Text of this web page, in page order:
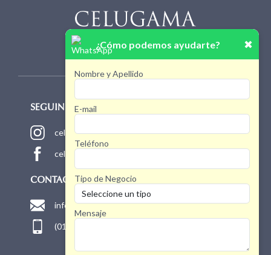
SEGUINOS!
celugamaoficial
celugamaoficial
CONTACTO
info@celugama.com.ar
(011) 4768 1775
¿Cómo podemos ayudarte? ✖
Nombre y Apellido
E-mail
Teléfono
Tipo de Negocio
Mensaje